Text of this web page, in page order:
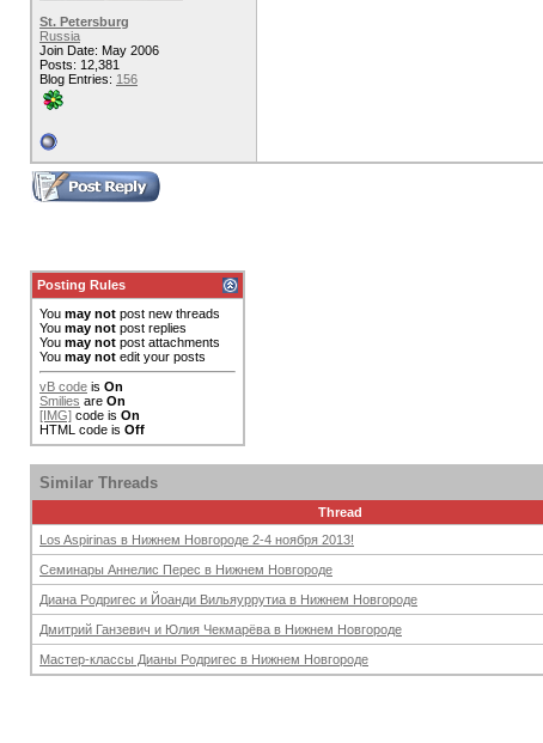
St. Petersburg
Russia
Join Date: May 2006
Posts: 12,381
Blog Entries: 156
Posting Rules
You may not post new threads
You may not post replies
You may not post attachments
You may not edit your posts
vB code is On
Smilies are On
[IMG] code is On
HTML code is Off
Similar Threads
Thread
Los Aspirinas в Нижнем Новгороде 2-4 ноября 2013!
Семинары Аннелис Перес в Нижнем Новгороде
Диана Родригес и Йоанди Вильяуррутиа в Нижнем Новгороде
Дмитрий Ганзевич и Юлия Чекмарёва в Нижнем Новгороде
Мастер-классы Дианы Родригес в Нижнем Новгороде